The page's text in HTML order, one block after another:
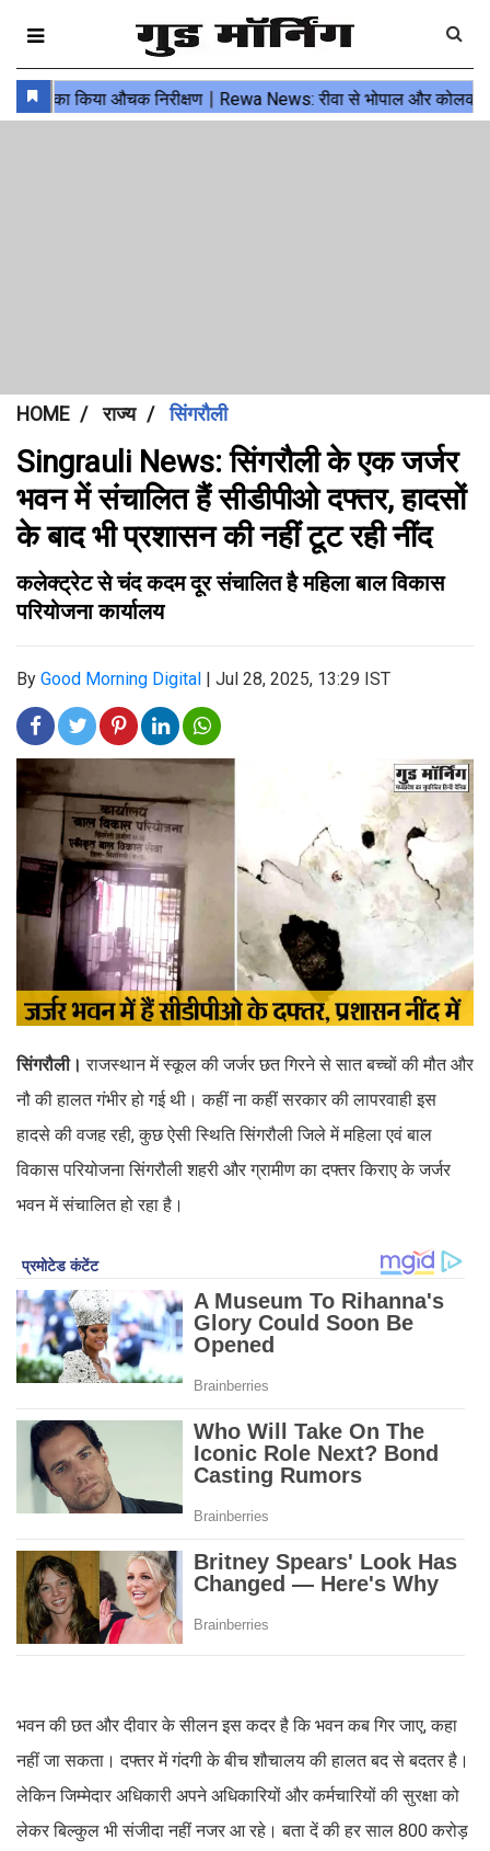
HOME राज्य सिंगरौली
Singrauli News: सिंगरौली के एक जर्जर
भवन में संचालित हैं सीडीपीओ दफ्तर, हादसों
के बाद भी प्रशासन की नहीं टूट रही नींद
कलेक्ट्रेट से चंद कदम दूर संचालित है महिला बाल विकास
परियोजना कार्यालय
By Good Morning Digital | Jul 28, 2025, 13:29 IST
सिंगरौली।राजस्थान में स्कूल की जर्जर छत गिरने से सात बच्चों की मौत और
नौ की हालत गंभीर हो गई थी। कहीं ना कहीं सरकार की लापरवाही इस
हादसे की वजह रही, कुछ ऐसी स्थिति सिंगरौली जिले में महिला एवं बाल
विकास परियोजना सिंगरौली शहरी और ग्रामीण का दफ्तर किराए के जर्जर
भवन में संचालित हो रहा है।
भवन की छत और दीवार के सीलन इस कदर है कि भवन कब गिर जाए, कहा
नहीं जा सकता। दफ्तर में गंदगी के बीच शौचालय की हालत बद से बदतर है।
लेकिन जिम्मेदार अधिकारी अपने अधिकारियों और कर्मचारियों की सुरक्षा को
लेकर बिल्कुल भी संजीदा नहीं नजर आ रहे। बता दें की हर साल 800 करोड़